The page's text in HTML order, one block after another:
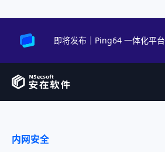
即将发布｜Ping64 一体化平台
内网安全